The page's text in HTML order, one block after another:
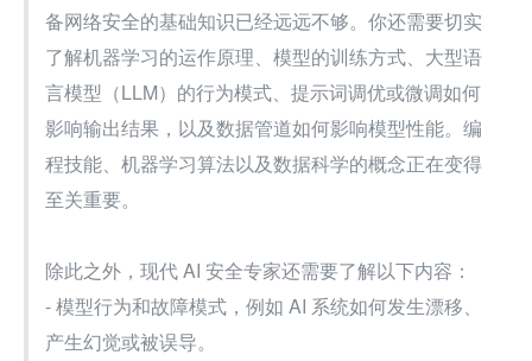
备网络安全的基础知识已经远远不够。你还需要切实
了解机器学习的运作原理、模型的训练方式、大型语
言模型（LLM）的行为模式、提示词调优或微调如何
影响输出结果，以及数据管道如何影响模型性能。编
程技能、机器学习算法以及数据科学的概念正在变得
至关重要。
除此之外，现代 AI 安全专家还需要了解以下内容：
- 模型行为和故障模式，例如 AI 系统如何发生漂移、
产生幻觉或被误导。